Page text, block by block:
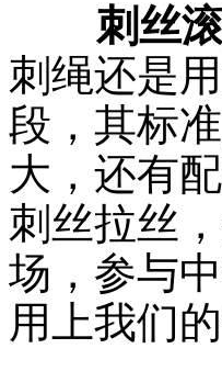
刺丝
刺绳还是
段，其标
大，还有
刺丝拉丝
场，参与
用上我们